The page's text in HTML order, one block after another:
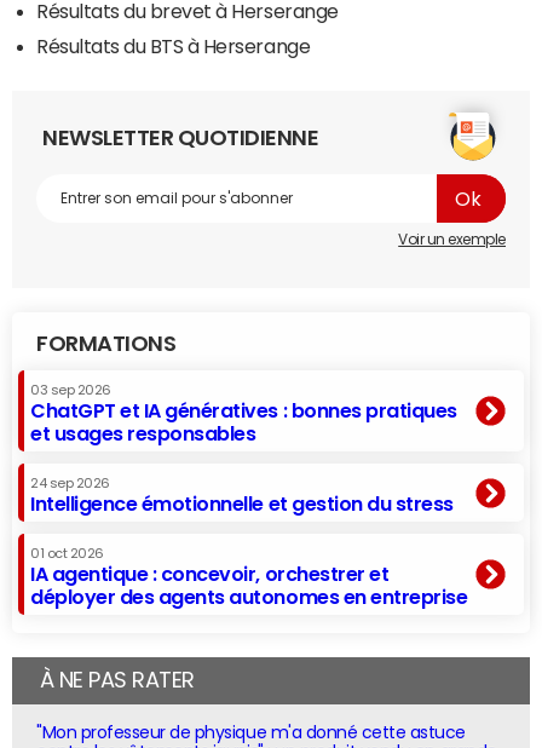
Résultats du brevet à Herserange
Résultats du BTS à Herserange
NEWSLETTER QUOTIDIENNE
Voir un exemple
FORMATIONS
03 sep 2026
ChatGPT et IA génératives : bonnes pratiques
et usages responsables
24 sep 2026
Intelligence émotionnelle et gestion du stress
01 oct 2026
IA agentique : concevoir, orchestrer et
déployer des agents autonomes en entreprise
À NE PAS RATER
"Mon professeur de physique m'a donné cette astuce